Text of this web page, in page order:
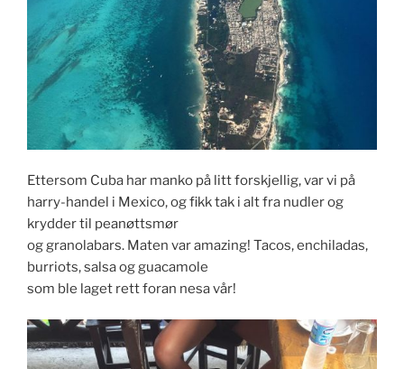
Ettersom Cuba har manko på litt forskjellig, var vi på
harry-handel i Mexico, og fikk tak i alt fra nudler og
krydder til peanøttsmør
og granolabars. Maten var amazing! Tacos, enchiladas,
burriots, salsa og guacamole
som ble laget rett foran nesa vår!